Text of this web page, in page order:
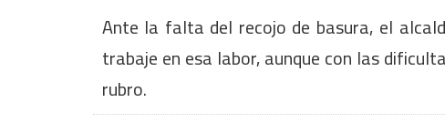
Ante la falta del recojo de basura, el
trabaje en esa labor, aunque con las
rubro.